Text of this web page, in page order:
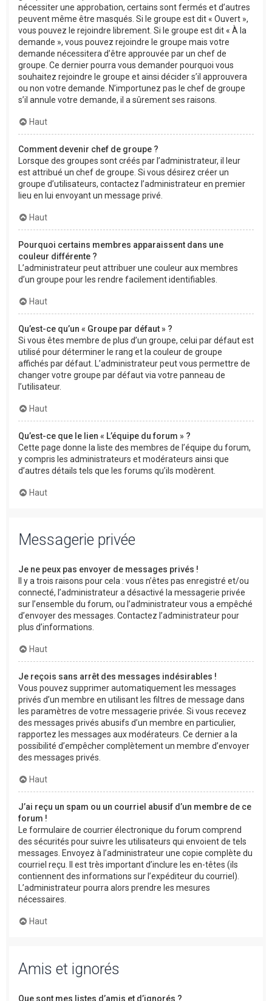
nécessiter une approbation, certains sont fermés et d’autres
peuvent même être masqués. Si le groupe est dit « Ouvert »,
vous pouvez le rejoindre librement. Si le groupe est dit « À la
demande », vous pouvez rejoindre le groupe mais votre
demande nécessitera d’être approuvée par un chef de
groupe. Ce dernier pourra vous demander pourquoi vous
souhaitez rejoindre le groupe et ainsi décider s’il approuvera
ou non votre demande. N’importunez pas le chef de groupe
s’il annule votre demande, il a sûrement ses raisons.
Haut
Comment devenir chef de groupe ?
Lorsque des groupes sont créés par l’administrateur, il leur
est attribué un chef de groupe. Si vous désirez créer un
groupe d’utilisateurs, contactez l’administrateur en premier
lieu en lui envoyant un message privé.
Haut
Pourquoi certains membres apparaissent dans une
couleur différente ?
L’administrateur peut attribuer une couleur aux membres
d’un groupe pour les rendre facilement identifiables.
Haut
Qu’est-ce qu’un « Groupe par défaut » ?
Si vous êtes membre de plus d’un groupe, celui par défaut est
utilisé pour déterminer le rang et la couleur de groupe
affichés par défaut. L’administrateur peut vous permettre de
changer votre groupe par défaut via votre panneau de
l’utilisateur.
Haut
Qu’est-ce que le lien « L’équipe du forum » ?
Cette page donne la liste des membres de l’équipe du forum,
y compris les administrateurs et modérateurs ainsi que
d’autres détails tels que les forums qu’ils modèrent.
Haut
Messagerie privée
Je ne peux pas envoyer de messages privés !
Il y a trois raisons pour cela : vous n’êtes pas enregistré et/ou
connecté, l’administrateur a désactivé la messagerie privée
sur l’ensemble du forum, ou l’administrateur vous a empêché
d’envoyer des messages. Contactez l’administrateur pour
plus d’informations.
Haut
Je reçois sans arrêt des messages indésirables !
Vous pouvez supprimer automatiquement les messages
privés d’un membre en utilisant les filtres de message dans
les paramètres de votre messagerie privée. Si vous recevez
des messages privés abusifs d’un membre en particulier,
rapportez les messages aux modérateurs. Ce dernier a la
possibilité d’empêcher complètement un membre d’envoyer
des messages privés.
Haut
J’ai reçu un spam ou un courriel abusif d’un membre de ce
forum !
Le formulaire de courrier électronique du forum comprend
des sécurités pour suivre les utilisateurs qui envoient de tels
messages. Envoyez à l’administrateur une copie complète du
courriel reçu. Il est très important d’inclure les en-têtes (ils
contiennent des informations sur l’expéditeur du courriel).
L’administrateur pourra alors prendre les mesures
nécessaires.
Haut
Amis et ignorés
Que sont mes listes d’amis et d’ignorés ?